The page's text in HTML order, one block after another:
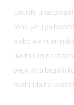
Uadilifu
roho yetu ya
wako wa
uvumbuzi na
bega kwa bega ili
kushinda na